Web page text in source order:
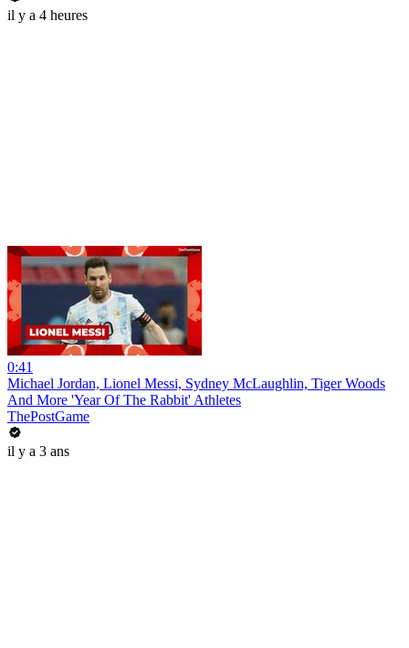
il y a 4 heures
0:41
Michael Jordan, Lionel Messi, Sydney McLaughlin, Tiger Woods
And More 'Year Of The Rabbit' Athletes
ThePostGame
il y a 3 ans